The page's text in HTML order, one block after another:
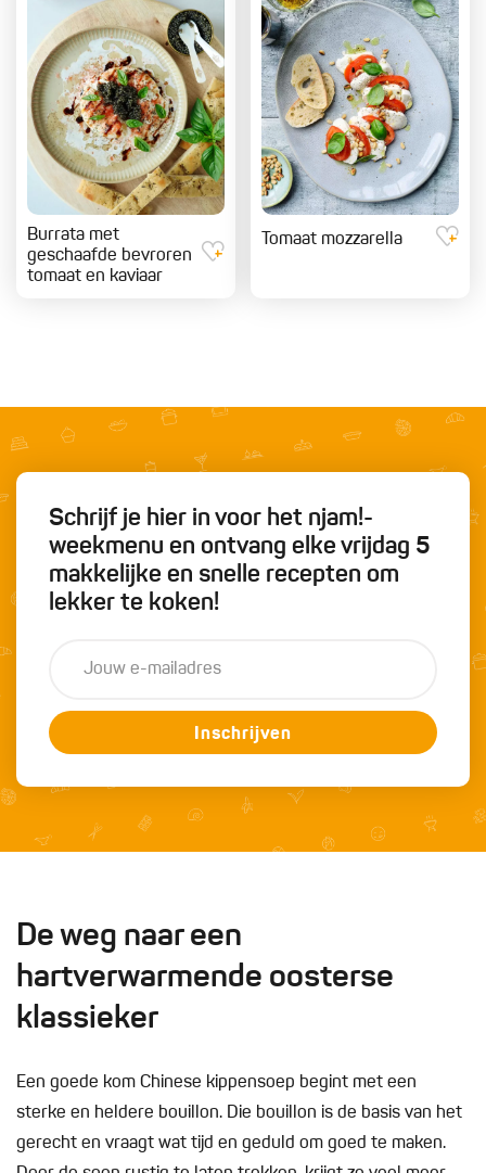
Burrata met
geschaafde bevroren
tomaat en kaviaar
Tomaat mozzarella
Schrijf je hier in voor het njam!-
weekmenu en ontvang elke vrijdag 5
makkelijke en snelle recepten om
lekker te koken!
Inschrijven
De weg naar een
hartverwarmende oosterse
klassieker
Een goede kom Chinese kippensoep begint met een
sterke en heldere bouillon. Die bouillon is de basis van het
gerecht en vraagt wat tijd en geduld om goed te maken.